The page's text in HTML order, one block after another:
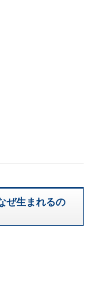
ぜ生まれるの